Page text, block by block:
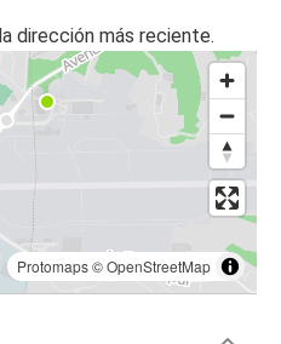
dirección más reciente.
Protomaps©OpenStreetMap